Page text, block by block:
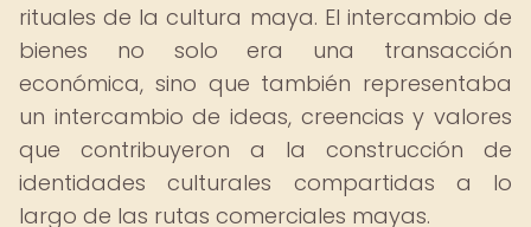
rituales de la cultura maya. El intercambio de
bienes no solo era una transacción
económica, sino que también representaba
un intercambio de ideas, creencias y valores
que contribuyeron a la construcción de
identidades culturales compartidas a lo
largo de las rutas comerciales mayas.